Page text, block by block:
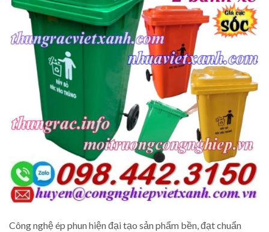
Công nghệ ép phun hiện đại tạo sản phẩm bền, đạt chuẩn